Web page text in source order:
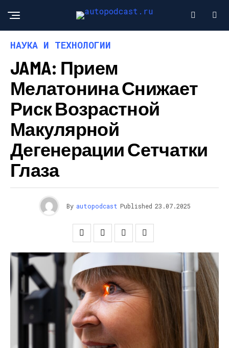
НАУКА И ТЕХНОЛОГИИ
JAMA: Прием
Мелатонина Снижает
Риск Возрастной
Макулярной
Дегенерации Сетчатки
Глаза
By autopodcast Published 23.07.2025